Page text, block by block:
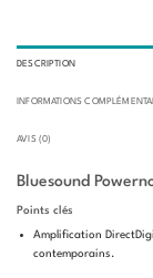
DESCRIPTION
INFORMATIONS
AVIS (0)
Bluesound
Points clés
Amplification
contemporains.